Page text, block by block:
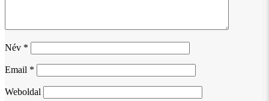
Név *
Email *
Weboldal